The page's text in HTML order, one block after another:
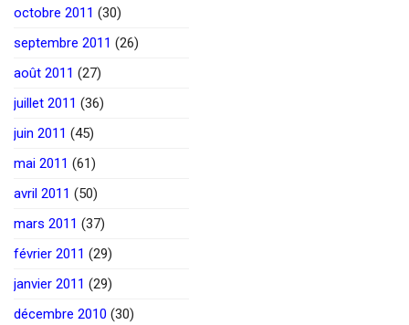
octobre 2011 (30)
septembre 2011 (26)
août 2011 (27)
juillet 2011 (36)
juin 2011 (45)
mai 2011 (61)
avril 2011 (50)
mars 2011 (37)
février 2011 (29)
janvier 2011 (29)
décembre 2010 (30)